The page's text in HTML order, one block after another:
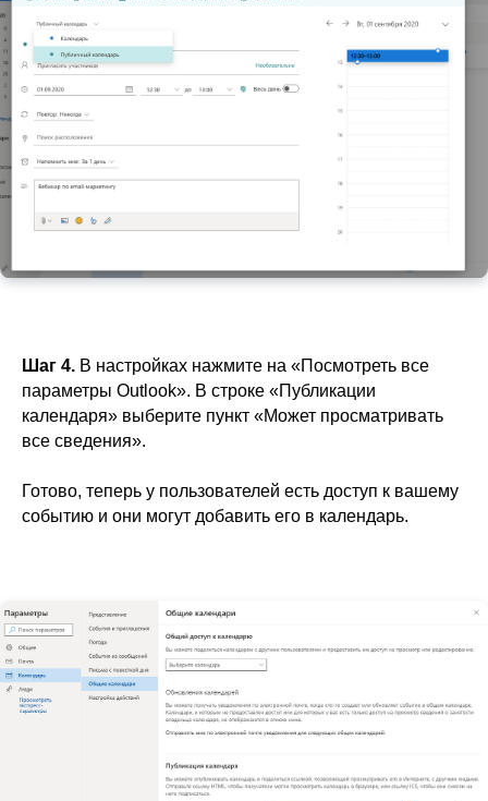
Шаг 4. В настройках нажмите на «Посмотреть все
параметры Outlook». В строке «Публикации
календаря» выберите пункт «Может просматривать
все сведения».
Готово, теперь у пользователей есть доступ к вашему
событию и они могут добавить его в календарь.